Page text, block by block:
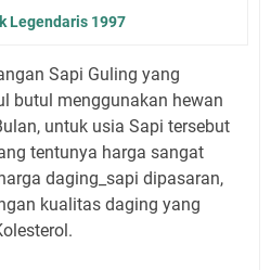
Legendaris 1997
Sapi Guling yang
butul menggunakan hewan
untuk usia Sapi tersebut
tentunya harga sangat
daging_sapi dipasaran,
kualitas daging yang